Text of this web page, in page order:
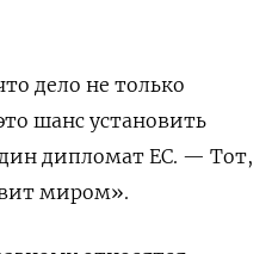
дело не только
шанс установить
дипломат ЕС. — Тот,
миром».